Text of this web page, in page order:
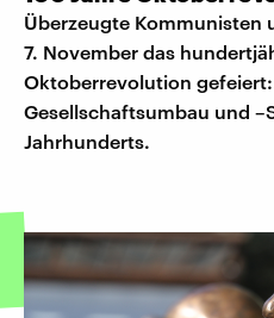
Überzeugte Kommunisten
7. November das
Oktoberrevolution
Gesellschaftsumbau und
Jahrhunderts.